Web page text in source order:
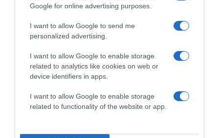
Google for online advertising purposes.
I want to allow Google to send me
personalized advertising.
I want to allow Google to enable storage
related to analytics like cookies on web or
device identifiers in apps.
I want to allow Google to enable storage
related to functionality of the website or app.
HASONLÓ BEJEGYZÉSEK